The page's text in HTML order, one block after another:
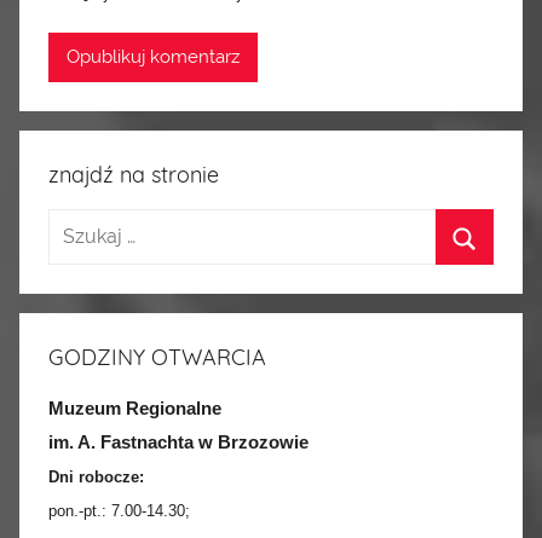
znajdź na stronie
GODZINY OTWARCIA
Muzeum Regionalne
im. A. Fastnachta w Brzozowie
Dni robocze:
pon.-pt.: 7.00-14.30;